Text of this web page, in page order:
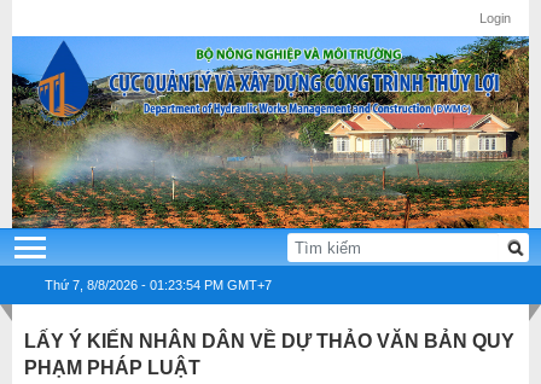
Login
Thứ 7, 8/8/2026 - 01:23:55 PM GMT+7
LẤY Ý KIẾN NHÂN DÂN VỀ DỰ THẢO VĂN BẢN QUY
PHẠM PHÁP LUẬT
×
×